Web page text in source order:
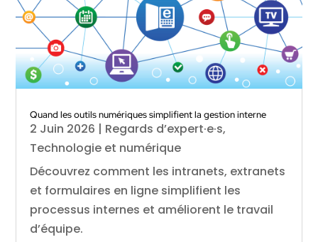
Quand les outils numériques simplifient la gestion interne
2 Juin 2026 | Regards d’expert·e·s,
Technologie et numérique
Découvrez comment les intranets, extranets
et formulaires en ligne simplifient les
processus internes et améliorent le travail
d’équipe.